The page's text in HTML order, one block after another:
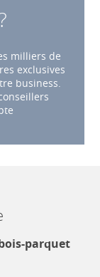
milliers de
exclusives
business.
parquet